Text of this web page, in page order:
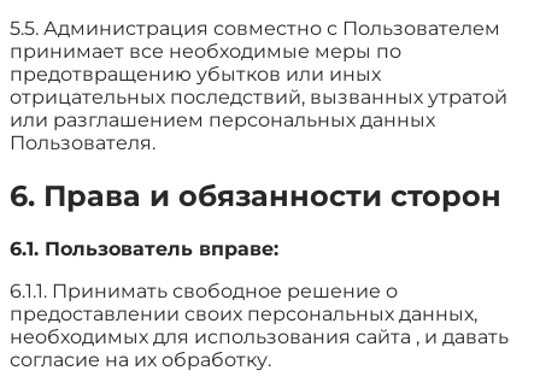
5.5. Администрация совместно с Пользователем
принимает все необходимые меры по
предотвращению убытков или иных
отрицательных последствий, вызванных утратой
или разглашением персональных данных
Пользователя.
6. Права и обязанности сторон
6.1. Пользователь вправе:
6.1.1. Принимать свободное решение о
предоставлении своих персональных данных,
необходимых для использования сайта , и давать
согласие на их обработку.